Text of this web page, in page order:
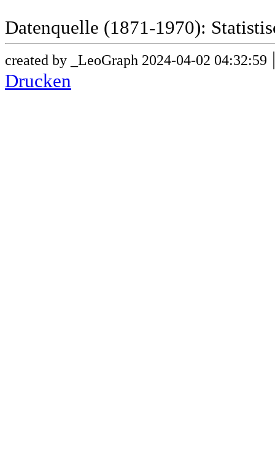
Datenquelle (1871-1970):
created by _LeoGraph 2024-04-02 04:32:59
Drucken